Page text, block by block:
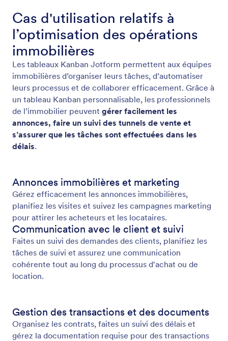
Cas d'utilisation relatifs à
l’optimisation des opérations
immobilières
Les tableaux Kanban Jotform permettent aux équipes
immobilières d’organiser leurs tâches, d’automatiser
leurs processus et de collaborer efficacement. Grâce à
un tableau Kanban personnalisable, les professionnels
de l’immobilier peuvent gérer facilement les
annonces, faire un suivi des tunnels de vente et
s’assurer que les tâches sont effectuées dans les
délais.
Annonces immobilières et marketing
Gérez efficacement les annonces immobilières,
planifiez les visites et suivez les campagnes marketing
pour attirer les acheteurs et les locataires.
Communication avec le client et suivi
Faites un suivi des demandes des clients, planifiez les
tâches de suivi et assurez une communication
cohérente tout au long du processus d'achat ou de
location.
Gestion des transactions et des documents
Organisez les contrats, faites un suivi des délais et
gérez la documentation requise pour des transactions